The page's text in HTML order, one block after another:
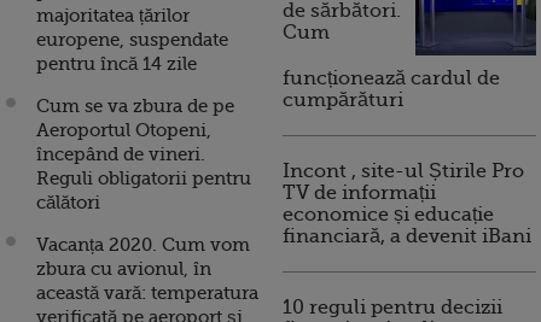
majoritatea țărilor
europene, suspendate
pentru încă 14 zile
Cum se va zbura de pe
Aeroportul Otopeni,
începând de vineri.
Reguli obligatorii pentru
călători
Vacanța 2020. Cum vom
zbura cu avionul, în
această vară: temperatura
verificată pe aeroport și
de sărbători.
Cum
funcționează cardul de
cumpărături
Incont , site-ul Știrile Pro
TV de informații
economice și educație
financiară, a devenit iBani
10 reguli pentru decizii